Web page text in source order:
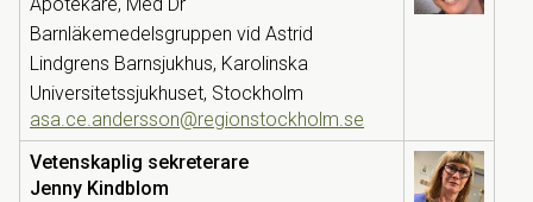
Barnläkemedelsgruppen vid Astrid
Lindgrens Barnsjukhus, Karolinska
Universitetssjukhuset, Stockholm
asa.ce.andersson@regionstockholm.se
Vetenskaplig sekreterare
Jenny Kindblom